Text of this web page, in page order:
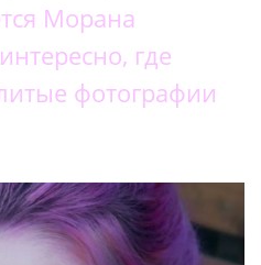
Морана
где
фотографии